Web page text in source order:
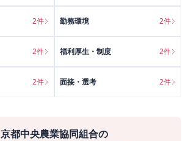
2件 勤務環境 2件
2件 福利厚生・制度 2件
2件 面接・選考 2件
京都中央農業協同組合の